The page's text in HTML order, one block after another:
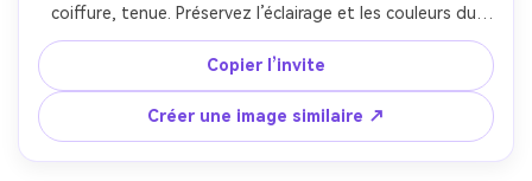
coiffure, tenue. Préservez l’éclairage et les couleurs du
fond pour conserver l’authenticité du lieu. Flou ciblé sur
panneaux, contours nets sans halos, sauvegardez
l’éclairage --ar 4:5
Copier l’invite
Créer une image similaire ↗